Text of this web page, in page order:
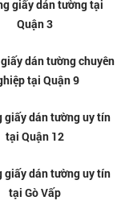
Quận 12